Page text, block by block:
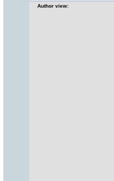
Author view: